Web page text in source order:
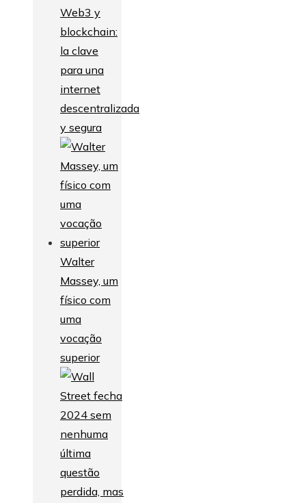
Web3 y
blockchain:
la clave
para una
internet
descentralizada
y segura
Walter
Massey, um
físico com
uma
vocação
superior